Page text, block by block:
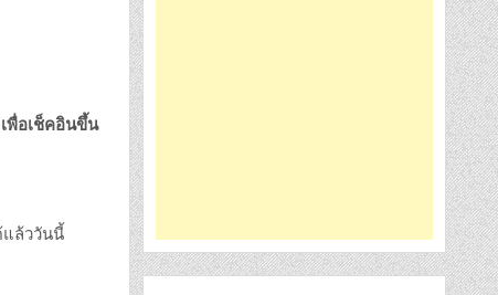
พื่อเช็คอินขึ้น
แล้ววันนี้